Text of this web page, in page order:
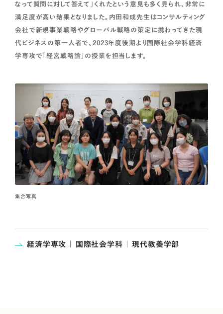
なって質問に対して答えて」くれたという意見も多く見られ、非常に
満足度が高い結果となりました。内田和成先生はコンサルティング
会社で新規事業戦略やグローバル戦略の策定に携わってきた現
代ビジネスの第一人者で、2023年度後期より国際社会学科経済
学専攻で「経営戦略論」の授業を担当します。
集合写真
経済学専攻 ｜ 国際社会学科 ｜ 現代教養学部